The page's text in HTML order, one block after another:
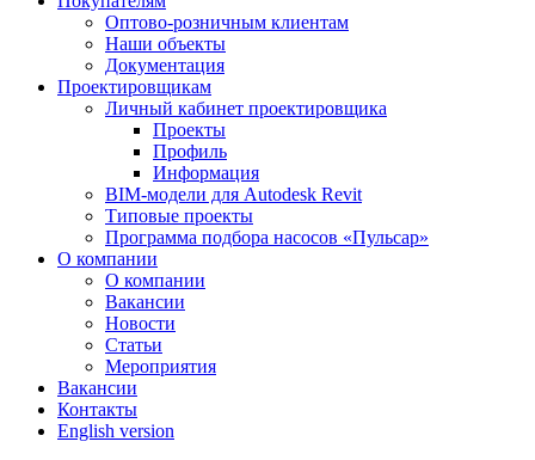
Оптово-розничным клиентам
Наши объекты
Документация
Проектировщикам
Личный кабинет проектировщика
Проекты
Профиль
Информация
BIM-модели для Autodesk Revit
Типовые проекты
Программа подбора насосов «Пульсар»
О компании
О компании
Вакансии
Новости
Статьи
Мероприятия
Вакансии
Контакты
English version